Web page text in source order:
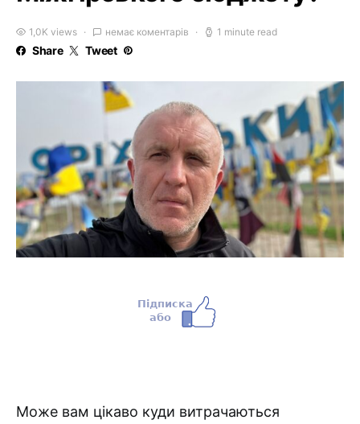
1,0K views немає коментарів 1 minute read
Share Tweet
Може вам цікаво куди витрачаються